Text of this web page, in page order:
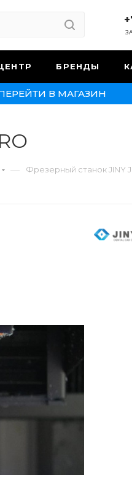
БРЕНДЫ
В МАГАЗИН
— Фрезерный станок JINY